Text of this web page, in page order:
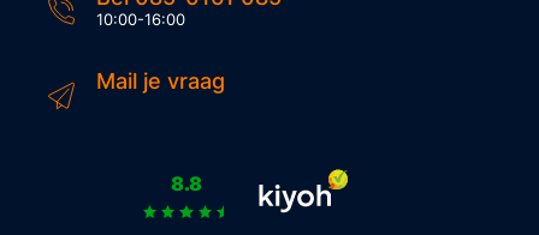
10:00-16:00
Mail je vraag
8.8